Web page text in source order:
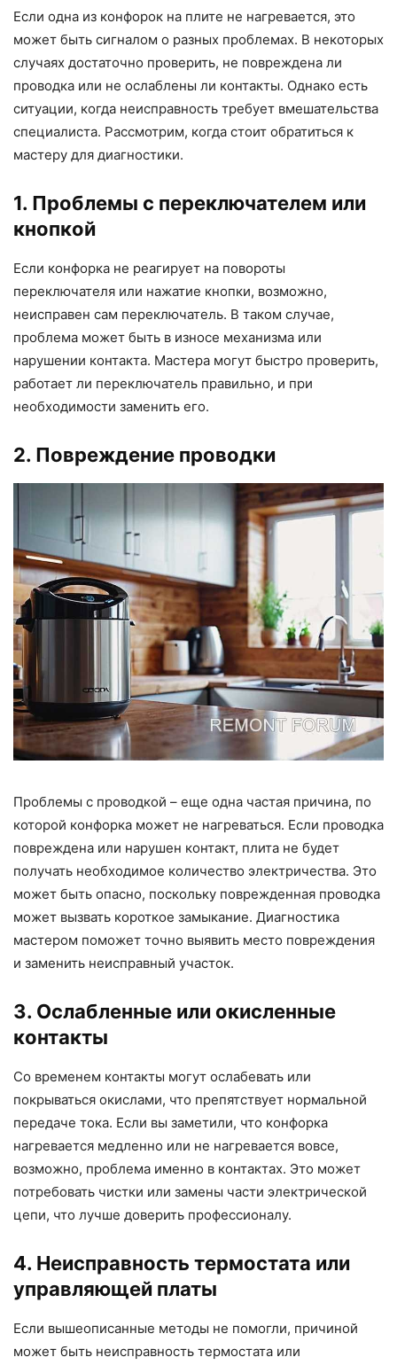
Если одна из конфорок на плите не нагревается, это
может быть сигналом о разных проблемах. В некоторых
случаях достаточно проверить, не повреждена ли
проводка или не ослаблены ли контакты. Однако есть
ситуации, когда неисправность требует вмешательства
специалиста. Рассмотрим, когда стоит обратиться к
мастеру для диагностики.
1. Проблемы с переключателем или
кнопкой
Если конфорка не реагирует на повороты
переключателя или нажатие кнопки, возможно,
неисправен сам переключатель. В таком случае,
проблема может быть в износе механизма или
нарушении контакта. Мастера могут быстро проверить,
работает ли переключатель правильно, и при
необходимости заменить его.
2. Повреждение проводки
Проблемы с проводкой – еще одна частая причина, по
которой конфорка может не нагреваться. Если проводка
повреждена или нарушен контакт, плита не будет
получать необходимое количество электричества. Это
может быть опасно, поскольку поврежденная проводка
может вызвать короткое замыкание. Диагностика
мастером поможет точно выявить место повреждения
и заменить неисправный участок.
3. Ослабленные или окисленные
контакты
Со временем контакты могут ослабевать или
покрываться окислами, что препятствует нормальной
передаче тока. Если вы заметили, что конфорка
нагревается медленно или не нагревается вовсе,
возможно, проблема именно в контактах. Это может
потребовать чистки или замены части электрической
цепи, что лучше доверить профессионалу.
4. Неисправность термостата или
управляющей платы
Если вышеописанные методы не помогли, причиной
может быть неисправность термостата или